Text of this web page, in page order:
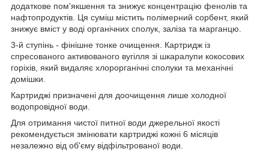
додаткове пом'якшення та знижує концентрацію фенолів та
нафтопродуктів. Ця суміш містить полімерний сорбент, який
знижує вміст у воді органічних сполук, заліза та марганцю.
3-й ступінь - фінішне тонке очищення. Картридж із
спресованого активованого вугілля зі шкаралупи кокосових
горіхів, який видаляє хлорорганічні сполуки та механічні
домішки.
Картриджі призначені для доочищення лише холодної
водопровідної води.
Для отримання чистої питної води джерельної якості
рекомендується змінювати картриджі кожні 6 місяців
незалежно від об'єму відфільтрованої води.